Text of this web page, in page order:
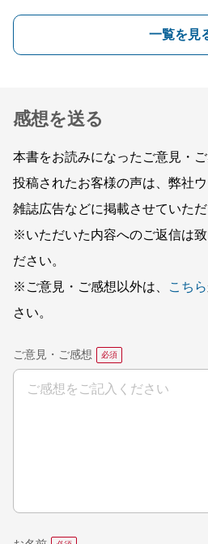
一覧を見
感想を送る
本書をお読みになったご意見・
投稿されたお客様の声は、弊社
雑誌広告などに掲載させていた
※いただいた内容へのご返信は致
ださい。
※ご意見・ご感想以外は、
こちら
さい。
ご意見・ご感想